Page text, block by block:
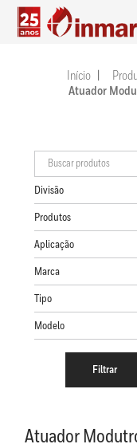
Início
Atuador
Divisão
Produtos
Aplicação
Marca
Tipo
Modelo
Atuador